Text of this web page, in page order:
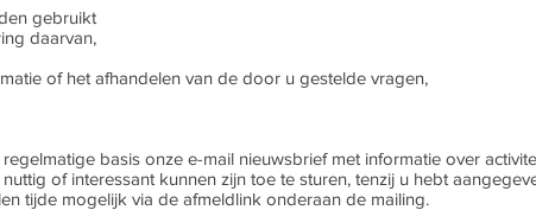
gebruikt
daarvan,
of het afhandelen van de door u gestelde vragen,
basis onze e-mail nieuwsbrief met informatie over
of interessant kunnen zijn toe te sturen, tenzij u hebt
tijde mogelijk via de afmeldlink onderaan de mailing.